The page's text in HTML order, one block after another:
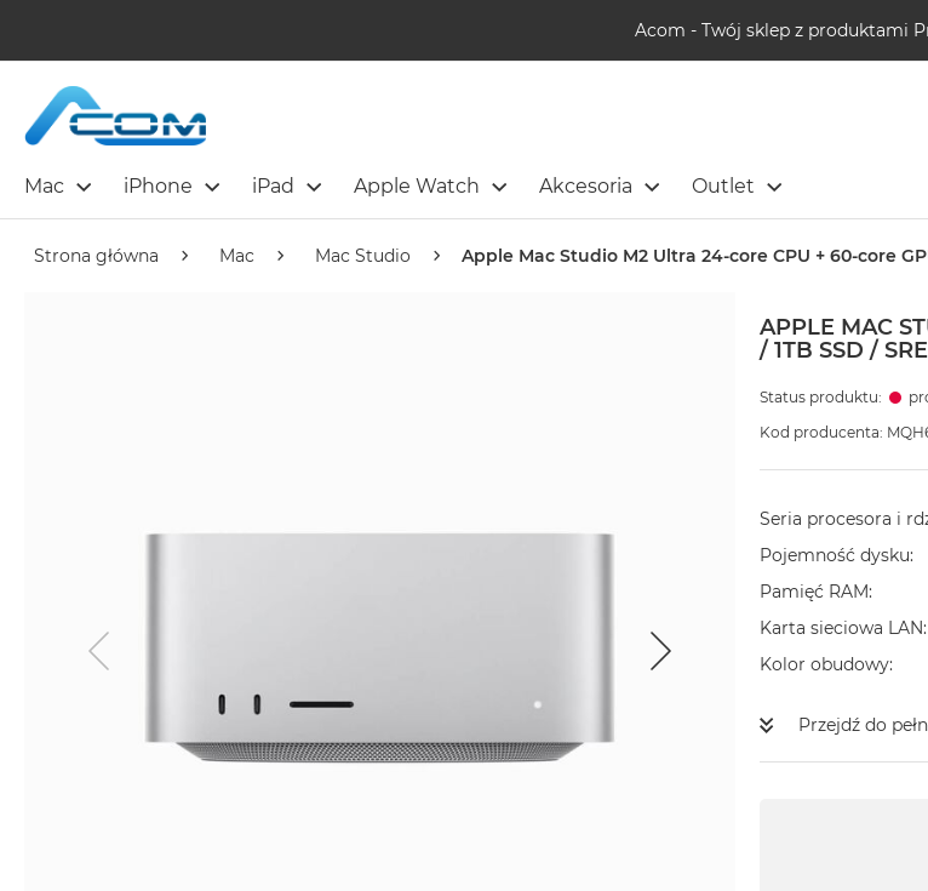
Acom - Twój sklep z produktami
Mac iPhone iPad Apple Watch Akcesoria Outlet
Strona główna Mac Mac Studio Apple Mac Studio M2 Ultra 24-core CPU + 60-core
APPLE MAC
/ 1TB SSD /
Status produktu:
Kod producenta:
Seria procesora i
Pojemność dysku
Pamięć RAM
Karta sieciowa LAN
Kolor obudowy
Przejdź do